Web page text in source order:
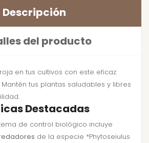
Descripción
del producto
en tus cultivos con este eficaz
tus plantas saludables y libres
Destacadas
de control biológico incluye
de la especie *Phytoseiulus